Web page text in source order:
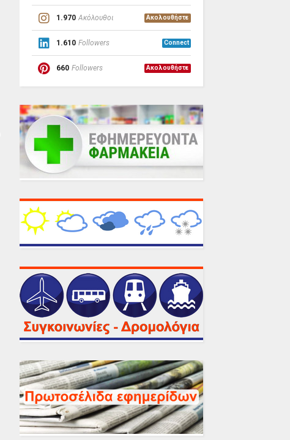
1.970 Ακόλουθοι Ακολουθήστε
1.610 Followers Connect
660 Followers Ακολουθήστε